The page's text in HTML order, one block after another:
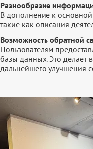
Разнообразие
В дополнение к
такие как описания
Возможность обратной
Пользователям
базы данных. Это делает
дальнейшего улучшения